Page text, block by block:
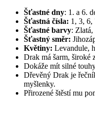
Šťastné dny: 1. a 6.
Šťastná čísla: 1, 3, 6,
Šťastné barvy: Zlatá,
Šťastný směr:
Květiny: Levandule,
Drak má šarm, široké
Dokáže mít silné
Dřevěný Drak je
myšlenky.
Přirozené štěstí mu